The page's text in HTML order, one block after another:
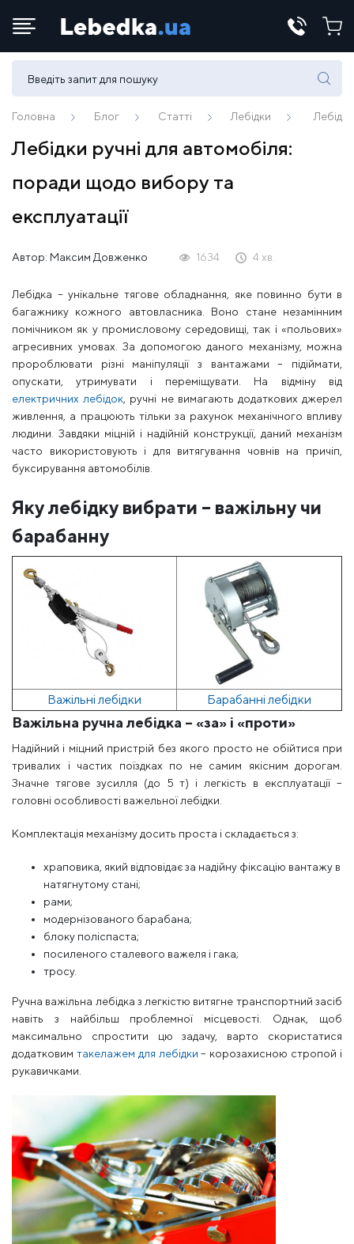
Телефони:
(067) 430 82-15
office@lebedka.ua
Головна Блог Статті Лебідки
Лебідки ручні для автомобіля:
поради щодо вибору та
експлуатації
Автор: Максим Довженко 1634 4 хв.
Лебідка – унікальне тягове обладнання, яке повинно бути в
багажнику кожного автовласника. Воно стане незамінним
помічником як у промисловому середовищі, так і «польових»
агресивних умовах. За допомогою даного механізму, можна
пророблювати різні маніпуляції з вантажами – підіймати,
опускати, утримувати і переміщувати. На відміну від
електричних лебідок , ручні не вимагають додаткових джерел
живлення, а працюють тільки за рахунок механічного впливу
людини. Завдяки міцній і надійній конструкції, даний механізм
часто використовують і для витягування човнів на причіп,
буксирування автомобілів.
Яку лебідку вибрати – важільну чи
барабанну
Важільні лебідки Барабанні лебідки
Важільна ручна лебідка – «за» і «проти»
Надійний і міцний пристрій без якого просто не обійтися при
тривалих і частих поїздках по не самим якісним дорогам.
Значне тягове зусилля (до 5 т) і легкість в експлуатації –
головні особливості важельної лебідки.
Комплектація механізму досить проста і складається з:
храповика, який відповідає за надійну фіксацію вантажу в
натягнутому стані;
рами;
модернізованого барабана;
блоку поліспаста;
посиленого сталевого важеля і гака;
тросу.
Ручна важільна лебідка з легкістю витягне транспортний засіб
навіть з найбільш проблемної місцевості. Однак, щоб
максимально спростити цю задачу, варто скористатися
додатковим такелажем для лебідки – корозахисною стропой і
рукавичками.